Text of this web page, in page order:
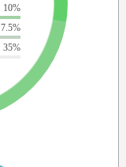
10%
7.5%
35%